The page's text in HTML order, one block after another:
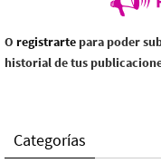
O registrarte para poder
historial de tus
Categorías